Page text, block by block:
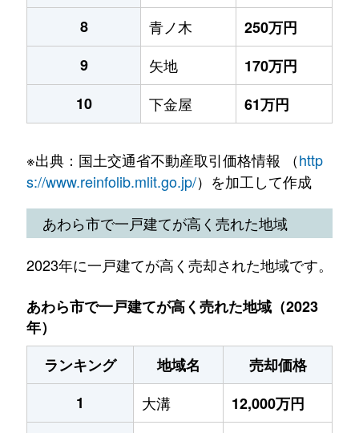
8
青ノ木
250万円
9
矢地
170万円
10
下金屋 61万円
※出典：国土交通省不動産取引価格情報 （http
s://www.reinfolib.mlit.go.jp/）を加工して作成
あわら市で一戸建てが高く売れた地域
2023年に一戸建てが高く売却された地域です。
あわら市で一戸建てが高く売れた地域（2023
年）
ランキング
地域名
売却価格
1
大溝
12,000万円